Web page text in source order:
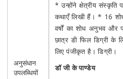
अनुसंधान
उपलब्धियों
* उन्होंने क्षेत्रीय
कथाएँ लिखी हैं। * 16
वर्षों का शोध अनुभव
छात्र डी फिल डिग्री के
लिए पंजीकृत है। डिग्री।
डॉ जी के पाण्डेय